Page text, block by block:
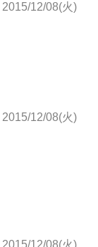
2015/12/08(火)
2015/12/08(火)